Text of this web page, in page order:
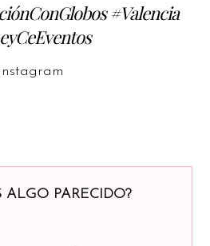
#Valencia
ALGO PARECIDO?